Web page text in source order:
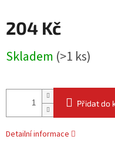
204 Kč
cena:
Skladem (>1 ks)
Přidat do
Detailní informace